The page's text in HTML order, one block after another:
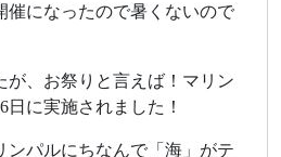
催になったので暑くないので
が、お祭りと言えば！マリン
に実施されました！
ンパルにちなんで「海」がテ